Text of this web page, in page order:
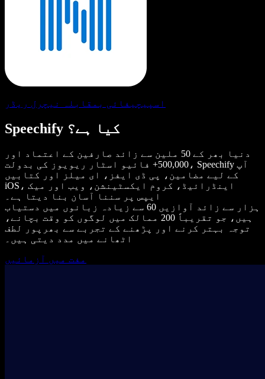
اسپیچیفائی بمقابلہ نیچرل ریڈر
Speechify کیا ہے؟
دنیا بھر کے 50 ملین سے زائد صارفین کے اعتماد اور
500,000+ فائیو اسٹار ریویوز کی بدولت، Speechify آپ
کے لیے مضامین، پی ڈی ایفز، ای میلز اور کتابیں
iOS، اینڈرائیڈ، کروم ایکسٹینشن، ویب اور میک
ایپس پر سننا آسان بنا دیتا ہے۔
ہزار سے زائد آوازیں 60 سے زیادہ زبانوں میں دستیاب
ہیں، جو تقریباً 200 ممالک میں لوگوں کو وقت بچانے،
توجہ بہتر کرنے اور پڑھنے کے تجربے سے بھرپور لطف
اٹھانے میں مدد دیتی ہیں۔
مفت میں آزمائیں